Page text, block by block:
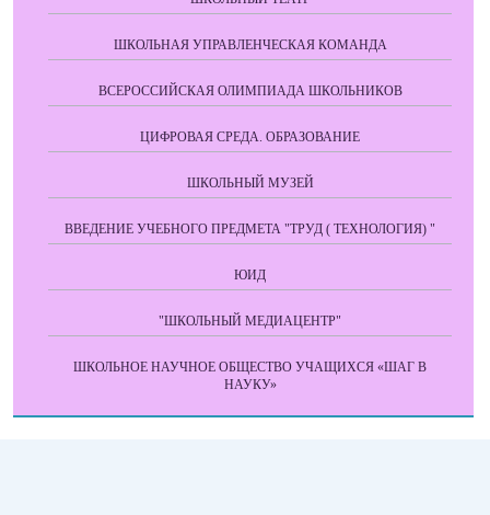
ШКОЛЬНАЯ УПРАВЛЕНЧЕСКАЯ КОМАНДА
ВСЕРОССИЙСКАЯ ОЛИМПИАДА ШКОЛЬНИКОВ
ЦИФРОВАЯ СРЕДА. ОБРАЗОВАНИЕ
ШКОЛЬНЫЙ МУЗЕЙ
ВВЕДЕНИЕ УЧЕБНОГО ПРЕДМЕТА "ТРУД ( ТЕХНОЛОГИЯ) "
ЮИД
"ШКОЛЬНЫЙ МЕДИАЦЕНТР"
ШКОЛЬНОЕ НАУЧНОЕ ОБЩЕСТВО УЧАЩИХСЯ «ШАГ В
НАУКУ»